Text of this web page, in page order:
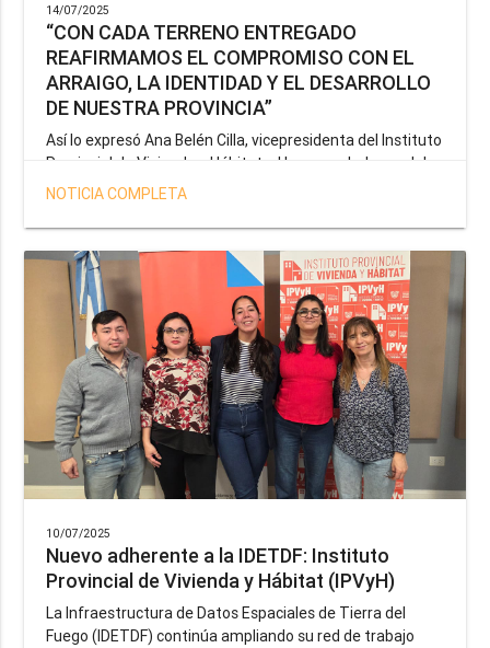
14/07/2025
“CON CADA TERRENO ENTREGADO
REAFIRMAMOS EL COMPROMISO CON EL
ARRAIGO, LA IDENTIDAD Y EL DESARROLLO
DE NUESTRA PROVINCIA”
Así lo expresó Ana Belén Cilla, vicepresidenta del Instituto
Provincial de Vivienda y Hábitat, al hacer un balance del
trabajo del organismo en el marco de la operatoria
salud y seguridad impulsada por el gobernador Gustavo
Melella.
NOTICIA COMPLETA
10/07/2025
Nuevo adherente a la IDETDF: Instituto
Provincial de Vivienda y Hábitat (IPVyH)
La Infraestructura de Datos Espaciales de Tierra del
Fuego (IDETDF) continúa ampliando su red de trabajo